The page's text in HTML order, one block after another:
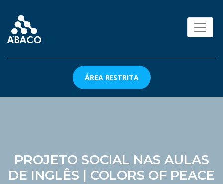
ÁREA RESTRITA
PROJETO SOCIAL NAS AULAS
DE INGLÊS | COLORS OF PEACE